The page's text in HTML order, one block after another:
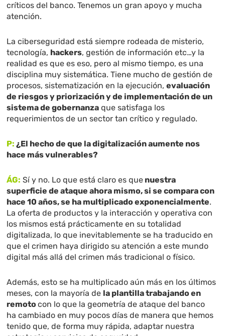
críticos del banco. Tenemos un gran apoyo y mucha
atención.
La ciberseguridad está siempre rodeada de misterio,
tecnología, hackers, gestión de información etc…y la
realidad es que es eso, pero al mismo tiempo, es una
disciplina muy sistemática. Tiene mucho de gestión de
procesos, sistematización en la ejecución,evaluación
de riesgos y priorización y de implementación de un
sistema de gobernanza que satisfaga los
requerimientos de un sector tan crítico y regulado.
P: ¿El hecho de que la digitalización aumente nos
hace más vulnerables?
ÁG: Sí y no. Lo que está claro es que nuestra
superficie de ataque ahora mismo, si se compara con
hace 10 años, se ha multiplicado exponencialmente.
La oferta de productos y la interacción y operativa con
los mismos está prácticamente en su totalidad
digitalizada, lo que inevitablemente se ha traducido en
que el crimen haya dirigido su atención a este mundo
digital más allá del crimen más tradicional o físico.
Además, esto se ha multiplicado aún más en los últimos
meses, con la mayoría de la plantilla trabajando en
remotocon lo que la geometría de ataque del banco
ha cambiado en muy pocos días de manera que hemos
tenido que, de forma muy rápida, adaptar nuestra